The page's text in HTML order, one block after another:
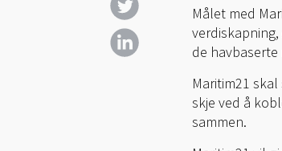
Målet med
de
Maritim21
skje ved å
sammen.